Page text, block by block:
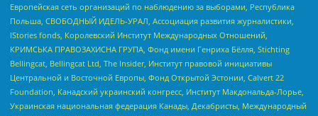
Европейская сеть организаций по наблюдению за выборами, Республика
Польша, СВОБОДНЫЙ ИДЕЛЬ-УРАЛ, Ассоциация развития журналистики,
IStories fonds, Королевский Институт Международных Отношений,
КРИМСЬКА ПРАВОЗАХИСНА ГРУПА, Фонд имени Генриха Бёлля, Stichting
Bellingcat, Bellingcat Ltd, The Insider, Институт правовой инициативы
Центральной и Восточной Европы, Фонд Открытой Эстонии, Calvert 22
Foundation, Канадский украинский конгресс, Институт Макдональда-Лорье,
Украинская национальная федерация Канады, Декабристы, Международный